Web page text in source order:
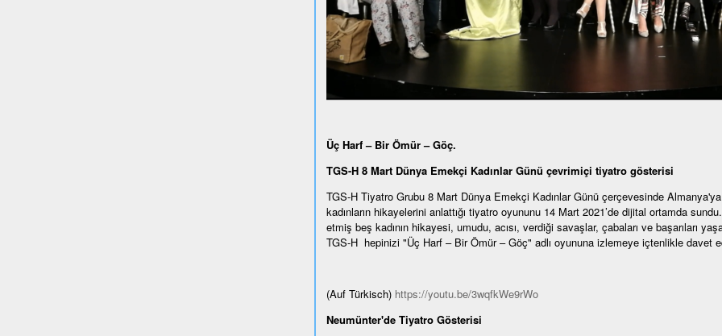
Üç Harf – Bir Ömür – Göç.
TGS-H 8 Mart Dünya Emekçi Kadınlar Günü çevrimiçi tiyatro gösterisi
TGS-H Tiyatro Grubu 8 Mart Dünya Emekçi Kadınlar Günü çerçevesinde Almanya'ya
kadınların hikayelerini anlattığı tiyatro oyununu 14 Mart 2021’de dijital ortamda
etmiş beş kadının hikayesi, umudu, acısı, verdiği savaşlar, çabaları ve başarıları
TGS-H hepinizi "Üç Harf – Bir Ömür – Göç" adlı oyununa izlemeye içtenlikle davet
(Auf Türkisch) https://youtu.be/3wqfkWe9rWo
Neumünter'de Tiyatro Gösterisi